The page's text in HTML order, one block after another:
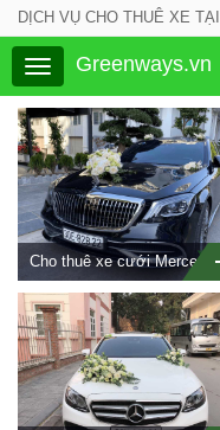
DỊCH VỤ CHO THUÊ XE
Toggle
navigation
Greenways.vn
Cho thuê xe cưới Mercedes S500 màu đen tại Hà Nội